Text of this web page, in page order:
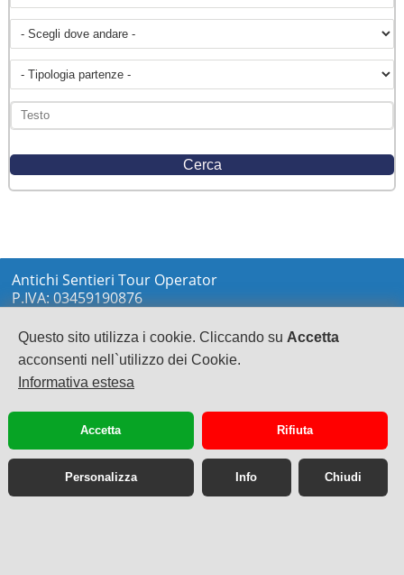
Questo sito utilizza i cookie. Cliccando su Accetta
acconsenti nell`utilizzo dei Cookie.
Informativa estesa
Accetta Rifiuta
Personalizza Info Chiudi
Antichi Sentieri Tour Operator
P.IVA: 03459190876
LOCRI
0964233148
info@antichisentieri.it